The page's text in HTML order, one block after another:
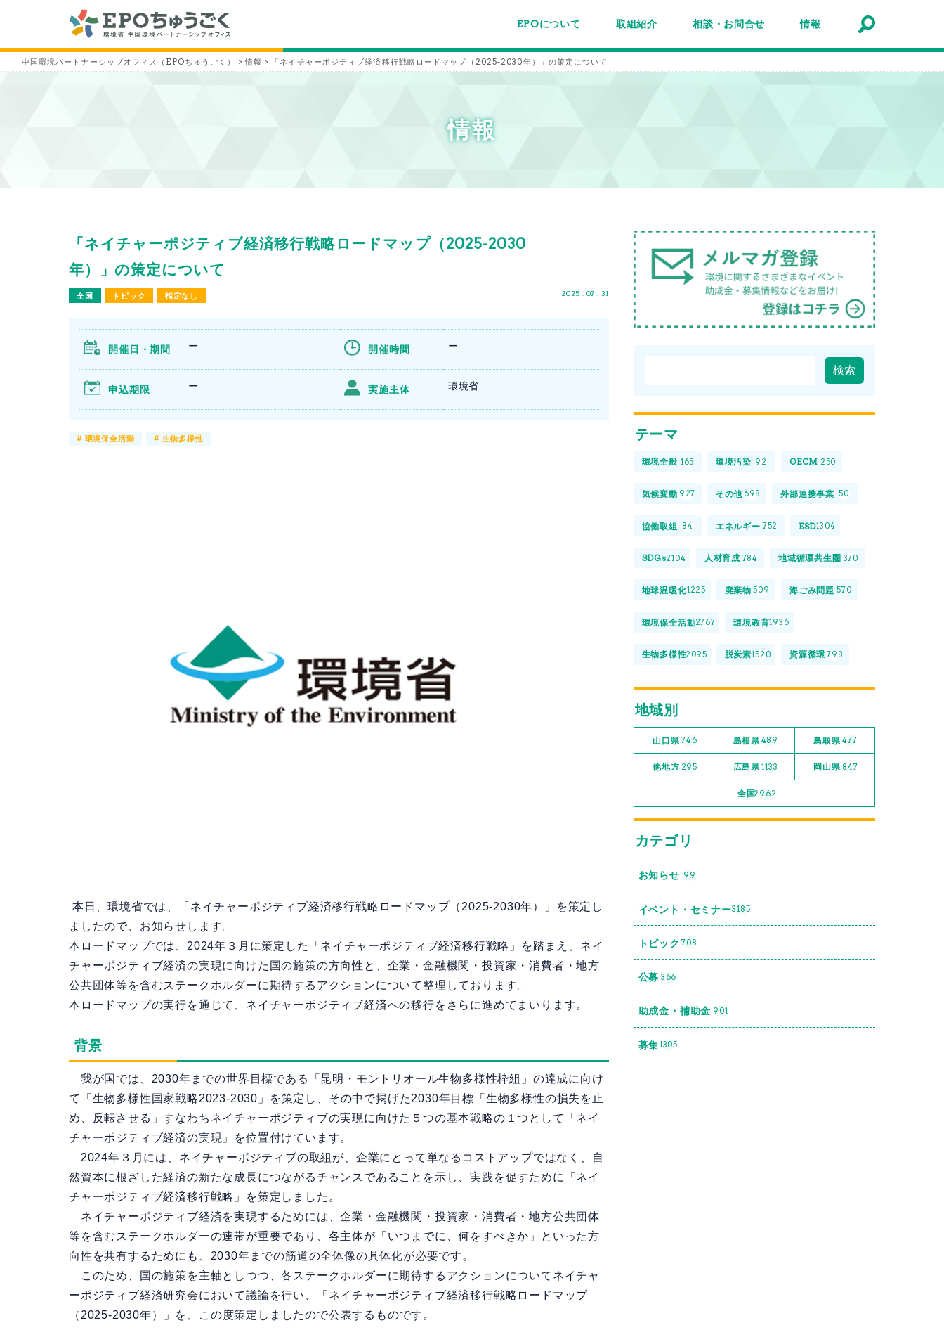
EPOについて
EPOちゅうごくについて
事業内容
スタッフ紹介
施設案内/利用案内
取組紹介 相談・お問合せ 情報
中国環境パートナーシップオフィス（EPOちゅうごく） >情報 > 「ネイチャーポジティブ経済移行戦略ロードマップ（2025-2030年）」の策定について
情報
「ネイチャーポジティブ経済移行戦略ロードマップ（2025-2030
年）」の策定について
全国 トピック 指定なし 2025 . 07 . 31
開催日・期間 ー 開催時間 ー
申込期限 ー 実施主体 環境省
# 環境保全活動 # 生物多様性
本日、環境省では、「ネイチャーポジティブ経済移行戦略ロードマップ（2025-2030年）」を策定し
ましたので、お知らせします。
本ロードマップでは、2024年３月に策定した「ネイチャーポジティブ経済移行戦略」を踏まえ、ネイ
チャーポジティブ経済の実現に向けた国の施策の方向性と、企業・金融機関・投資家・消費者・地方
公共団体等を含むステークホルダーに期待するアクションについて整理しております。
本ロードマップの実行を通じて、ネイチャーポジティブ経済への移行をさらに進めてまいります。
背景
我が国では、2030年までの世界目標である「昆明・モントリオール生物多様性枠組」の達成に向け
て「生物多様性国家戦略2023-2030」を策定し、その中で掲げた2030年目標「生物多様性の損失を止
め、反転させる」すなわちネイチャーポジティブの実現に向けた５つの基本戦略の１つとして「ネイ
チャーポジティブ経済の実現」を位置付けています。
2024年３月には、ネイチャーポジティブの取組が、企業にとって単なるコストアップではなく、自
然資本に根ざした経済の新たな成長につながるチャンスであることを示し、実践を促すために「ネイ
チャーポジティブ経済移行戦略」を策定しました。
ネイチャーポジティブ経済を実現するためには、企業・金融機関・投資家・消費者・地方公共団体
等を含むステークホルダーの連帯が重要であり、各主体が「いつまでに、何をすべきか」といった方
向性を共有するためにも、2030年までの筋道の全体像の具体化が必要です。
このため、国の施策を主軸としつつ、各ステークホルダーに期待するアクションについてネイチャ
ーポジティブ経済研究会において議論を行い、「ネイチャーポジティブ経済移行戦略ロードマップ
（2025-2030年）」を、この度策定しましたので公表するものです。
テーマ
環境全般 165 環境汚染 92 OECM 250
気候変動 927 その他 698 外部連携事業 50
協働取組 84 エネルギー 752 ESD1304
SDGs2104 人材育成 784 地域循環共生圏 370
地球温暖化1225 廃棄物 509 海ごみ問題 570
環境保全活動2767 環境教育1936
生物多様性2095 脱炭素1520 資源循環 798
地域別
山口県 746 島根県 489 鳥取県 477
他地方 295 広島県1133 岡山県 847
全国2962
カテゴリ
お知らせ 99
イベント・セミナー3185
トピック 708
公募 366
助成金・補助金 901
募集1305